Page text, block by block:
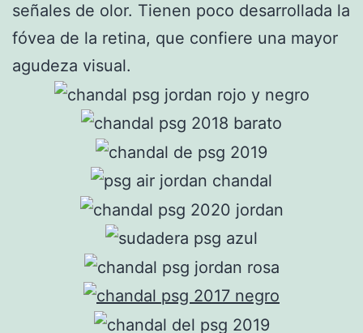
señales de olor. Tienen poco desarrollada la
fóvea de la retina, que confiere una mayor
agudeza visual.